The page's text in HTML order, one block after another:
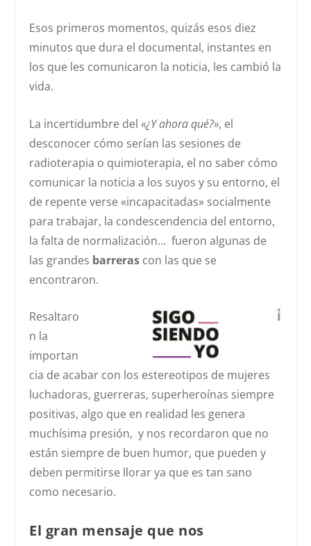
Esos primeros momentos, quizás esos diez
minutos que dura el documental, instantes en
los que les comunicaron la noticia, les cambió la
vida.
La incertidumbre del«¿Y ahora qué?», el
desconocer cómo serían las sesiones de
radioterapia o quimioterapia, el no saber cómo
comunicar la noticia a los suyos y su entorno, el
de repente verse «incapacitadas» socialmente
para trabajar, la condescendencia del entorno,
la falta de normalización… fueron algunas de
las grandes barreras con las que se
encontraron.
Resaltaro
n la
importan
cia de acabar con los estereotipos de mujeres
luchadoras, guerreras, superheroínas siempre
positivas, algo que en realidad les genera
muchísima presión, y nos recordaron que no
están siempre de buen humor, que pueden y
deben permitirse llorar ya que es tan sano
como necesario.
El gran mensaje que nos